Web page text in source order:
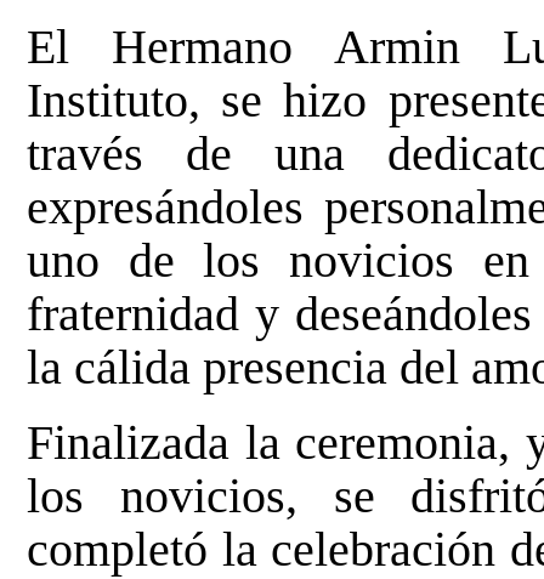
El Hermano Armin
Instituto, se hizo
través de una
expresándoles
uno de los novicios
fraternidad y
la cálida presencia del
Finalizada la ceremonia,
los novicios, se
completó la celebración